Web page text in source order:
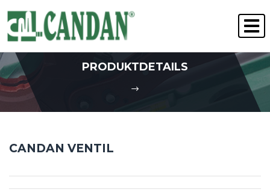
" Qualität gewinnt immer "
PRODUKTDETAILS
CANDAN VENTIL